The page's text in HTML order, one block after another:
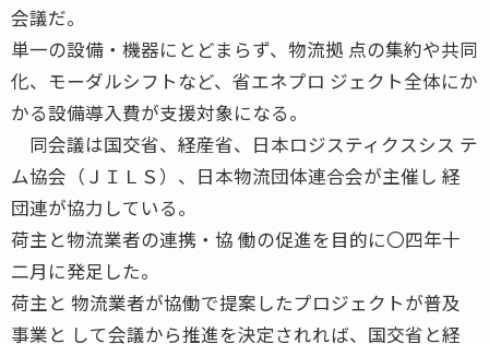
会議だ。
単一の設備・機器にとどまらず、物流拠 点の集約や共同
化、モーダルシフトなど、省エネプロ ジェクト全体にか
かる設備導入費が支援対象になる。
同会議は国交省、経産省、日本ロジスティクスシス テ
ム協会（ＪＩＬＳ）、日本物流団体連合会が主催し 経
団連が協力している。
荷主と物流業者の連携・協 働の促進を目的に〇四年十
二月に発足した。
荷主と 物流業者が協働で提案したプロジェクトが普及
事業と して会議から推進を決定されれば、国交省と経